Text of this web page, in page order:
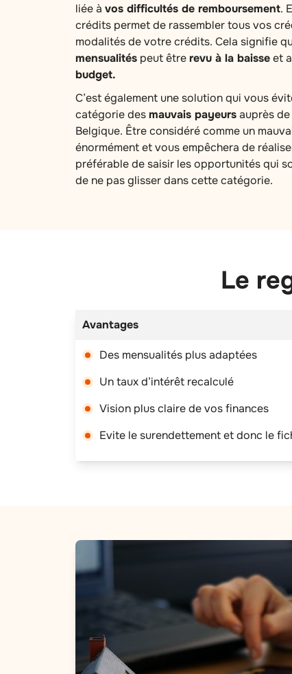
liée à vos difficultés de remboursement.
crédits permet de rassembler tous vos
modalités de votre crédits. Cela signifie
mensualitéspeut êtrerevu à la baisseet
budget.
C’est également une solution qui vous
catégorie desmauvais payeursauprès de
Belgique. Être considéré comme un
énormément et vous empêchera de
préférable de saisir les opportunités qui
de ne pas glisser dans cette catégorie.
Le
Avantages
Des mensualités plus adaptées
Un taux d’intérêt recalculé
Vision plus claire de vos finances
Evite le surendettement et donc le